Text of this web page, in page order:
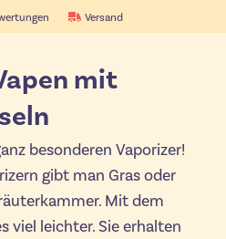
Versand
mit
besonderen Vaporizer!
gibt man Gras oder
Mit dem
viel leichter. Sie erhalten